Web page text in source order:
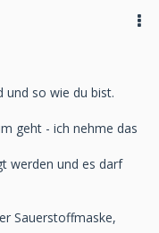
und so wie du bist.
geht - ich nehme das
werden und es darf
Sauerstoffmaske,